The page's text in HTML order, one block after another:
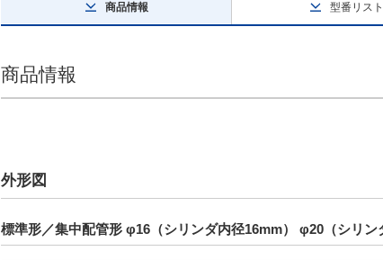
商品情報 型番リスト
商品情報
外形図
標準形／集中配管形 φ16（シリンダ内径16mm） φ20（シリン